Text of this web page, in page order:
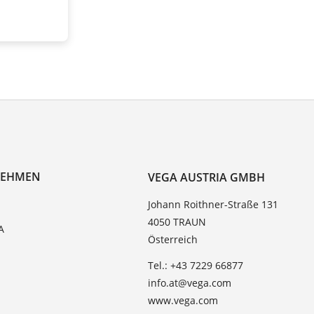
VEGA AUSTRIA GMBH
Johann Roithner-Straße 131
4050 TRAUN
Österreich
Tel.: +43 7229 66877
info.at@vega.com
www.vega.com